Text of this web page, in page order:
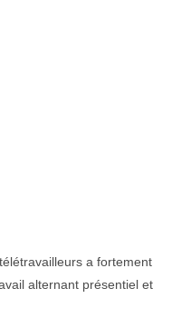
a fortement
alternant présentiel et